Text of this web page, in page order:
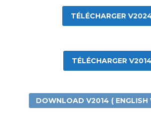
TÉLÉCHARGER
TÉLÉCHARGER V2014
DOWNLOAD V2014 ( ENGLISH